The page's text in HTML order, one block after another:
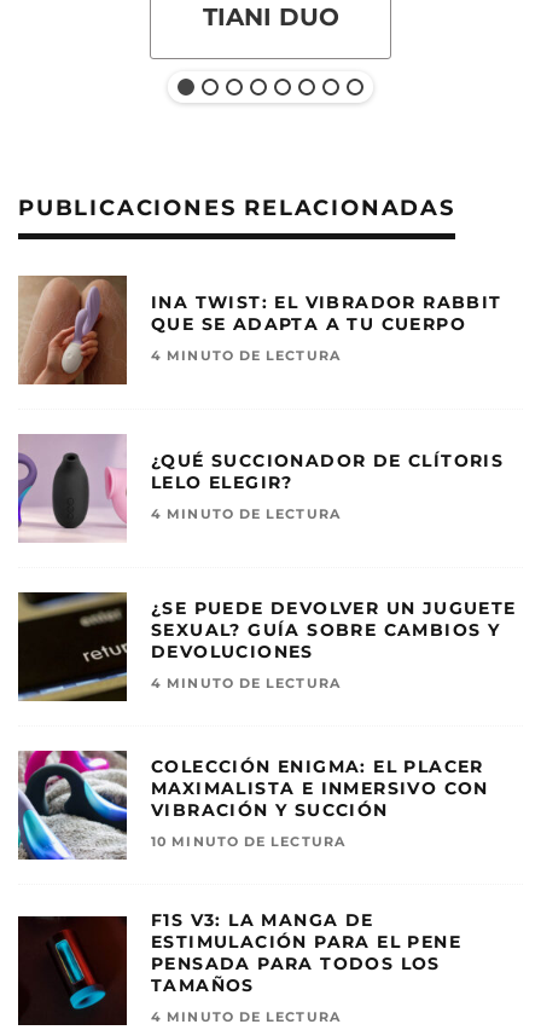
TIANI DUO
PUBLICACIONES RELACIONADAS
INA TWIST: EL VIBRADOR RABBIT
QUE SE ADAPTA A TU CUERPO
4 MINUTO DE LECTURA
¿QUÉ SUCCIONADOR DE CLÍTORIS
LELO ELEGIR?
4 MINUTO DE LECTURA
¿SE PUEDE DEVOLVER UN JUGUETE
SEXUAL? GUÍA SOBRE CAMBIOS Y
DEVOLUCIONES
4 MINUTO DE LECTURA
COLECCIÓN ENIGMA: EL PLACER
MAXIMALISTA E INMERSIVO CON
VIBRACIÓN Y SUCCIÓN
10 MINUTO DE LECTURA
F1S V3: LA MANGA DE
ESTIMULACIÓN PARA EL PENE
PENSADA PARA TODOS LOS
TAMAÑOS
4 MINUTO DE LECTURA